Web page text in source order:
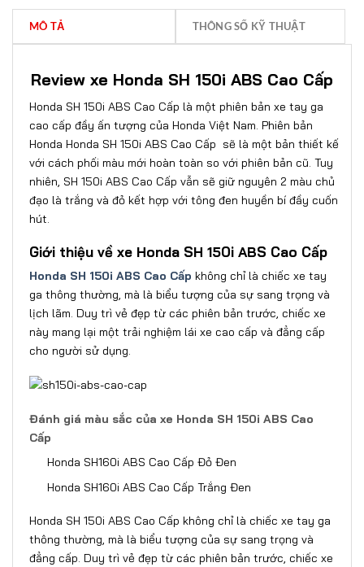
MÔ TẢ THÔNG SỐ KỸ THUẬT
Review xe Honda SH 150i ABS Cao Cấp
Honda SH 150i ABS Cao Cấp là một phiên bản xe tay ga
cao cấp đầy ấn tượng của Honda Việt Nam. Phiên bản
Honda Honda SH 150i ABS Cao Cấp sẽ là một bản thiết kế
với cách phối màu mới hoàn toàn so với phiên bản cũ. Tuy
nhiên, SH 150i ABS Cao Cấp vẫn sẽ giữ nguyên 2 màu chủ
đạo là trắng và đỏ kết hợp với tông đen huyền bí đầy cuốn
hút.
Giới thiệu về xe Honda SH 150i ABS Cao Cấp
Honda SH 150i ABS Cao Cấp không chỉ là chiếc xe tay
ga thông thường, mà là biểu tượng của sự sang trọng và
lịch lãm. Duy trì vẻ đẹp từ các phiên bản trước, chiếc xe
này mang lại một trải nghiệm lái xe cao cấp và đẳng cấp
cho người sử dụng.
Đánh giá màu sắc của xe Honda SH 150i ABS Cao
Cấp
Honda SH160i ABS Cao Cấp Đỏ Đen
Honda SH160i ABS Cao Cấp Trắng Đen
Honda SH 150i ABS Cao Cấp không chỉ là chiếc xe tay ga
thông thường, mà là biểu tượng của sự sang trọng và
đẳng cấp. Duy trì vẻ đẹp từ các phiên bản trước, chiếc xe